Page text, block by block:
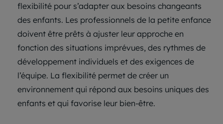
flexibilité pour s’adapter aux besoins changeants
des enfants. Les professionnels de la petite enfance
doivent être prêts à ajuster leur approche en
fonction des situations imprévues, des rythmes de
développement individuels et des exigences de
l’équipe. La flexibilité permet de créer un
environnement qui répond aux besoins uniques des
enfants et qui favorise leur bien-être.